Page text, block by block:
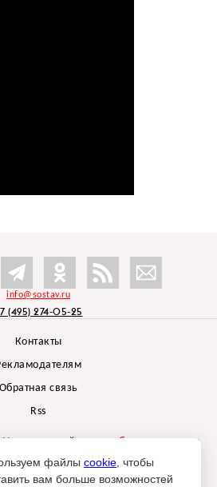
info@sostav.ru
(495) 274-05-25
Контакты
Обратная связь
Rss
проектбрендингового
агентства Depot
Sostav.ru допустимо только при
файлы cookie , чтобы
вам больше возможностей